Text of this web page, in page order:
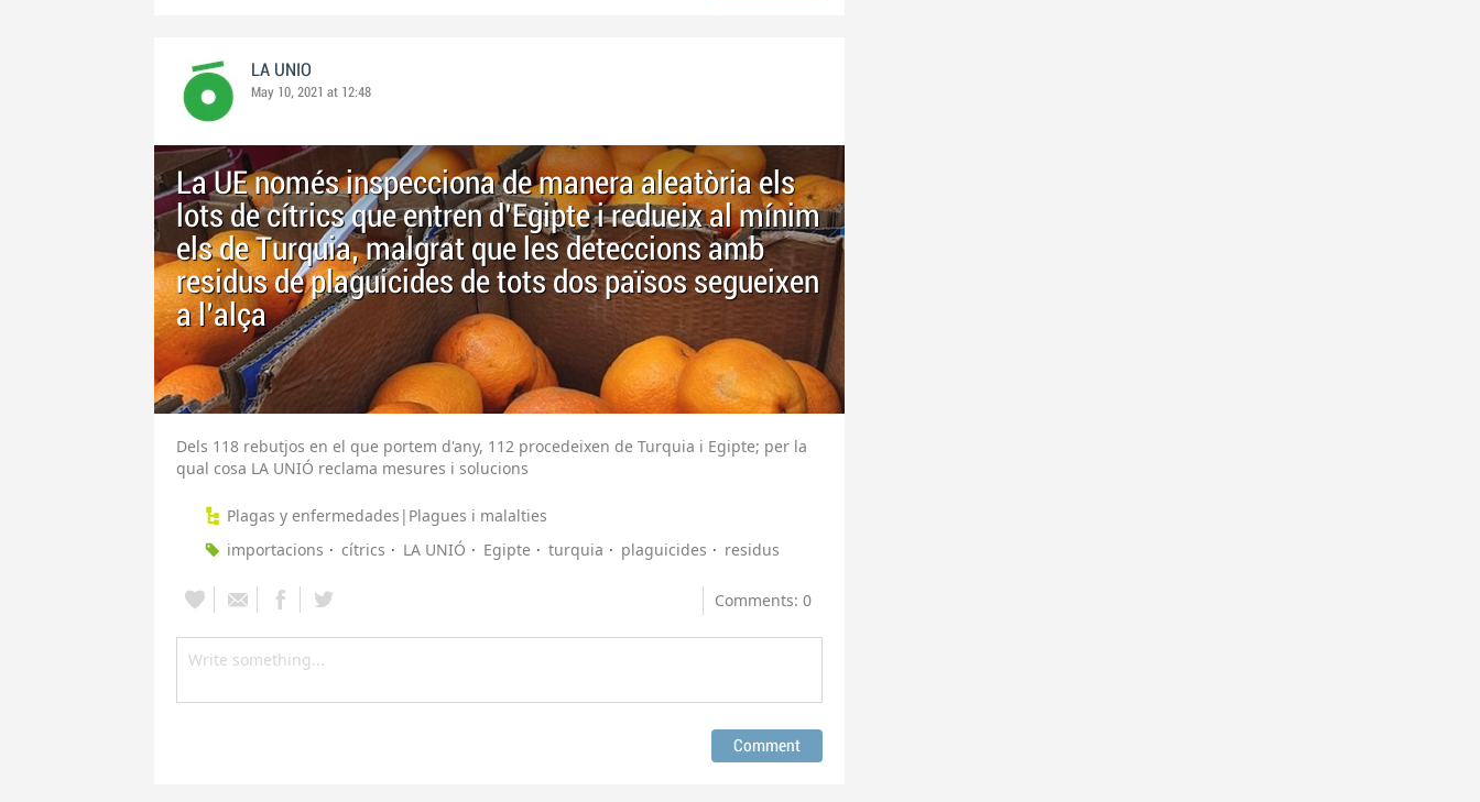
LA UNIO
May 10, 2021 at 12:48
La UE només inspecciona de manera aleatòria els
lots de cítrics que entren d'Egipte i redueix al mínim
els de Turquia, malgrat que les deteccions amb
residus de plaguicides de tots dos països segueixen
a l'alça
Dels 118 rebutjos en el que portem d'any, 112 procedeixen de Turquia i Egipte; per la
qual cosa LA UNIÓ reclama mesures i solucions
Plagas y enfermedades|Plagues i malalties
importacions
cítrics LA UNIÓ Egipte turquia plaguicides residus
Comments: 0